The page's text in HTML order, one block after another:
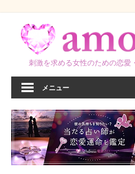
刺激を求める女性のための恋愛
メニュー